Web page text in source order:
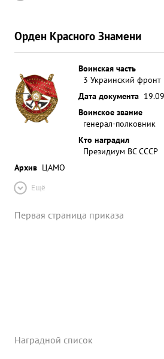
Орден Красного Знамени
Воинская часть
3 Украинский фронт
Дата документа
Воинское звание
генерал-полковник
Кто наградил
Президиум ВС СССР
Архив ЦАМО
Ещё
Первая страница приказа
Наградной список